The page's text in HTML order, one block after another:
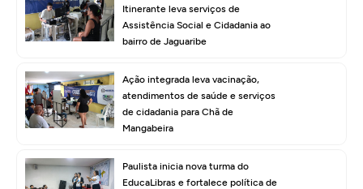
Itinerante leva serviços de
Assistência Social e Cidadania ao
bairro de Jaguaribe
Ação integrada leva vacinação,
atendimentos de saúde e serviços
de cidadania para Chã de
Mangabeira
Paulista inicia nova turma do
EducaLibras e fortalece política de